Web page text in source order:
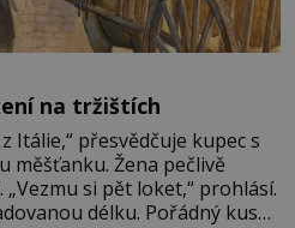
na tržištích
Itálie,“ přesvědčuje kupec s
měšťanku. Žena pečlivě
si pět loket,“ prohlásí.
délku. Pořádný kus